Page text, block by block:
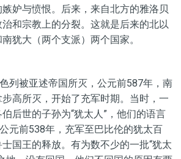
妒与愤恨。后来，来自北方的雅洛贝
和宗教上的分裂。这就是后来的北以
犹大（两个支派）两个国家。
列被亚述帝国所灭，公元前587年，南
高所灭，开始了充军时期。当时，一
后世的子孙为“犹太人”，他们的语言
元前538年，充军至巴比伦的犹太百
国王的释放。有为数不少的一批“犹太